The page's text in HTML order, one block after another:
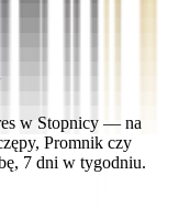
w Stopnicy — na
Promnik czy
7 dni w tygodniu.